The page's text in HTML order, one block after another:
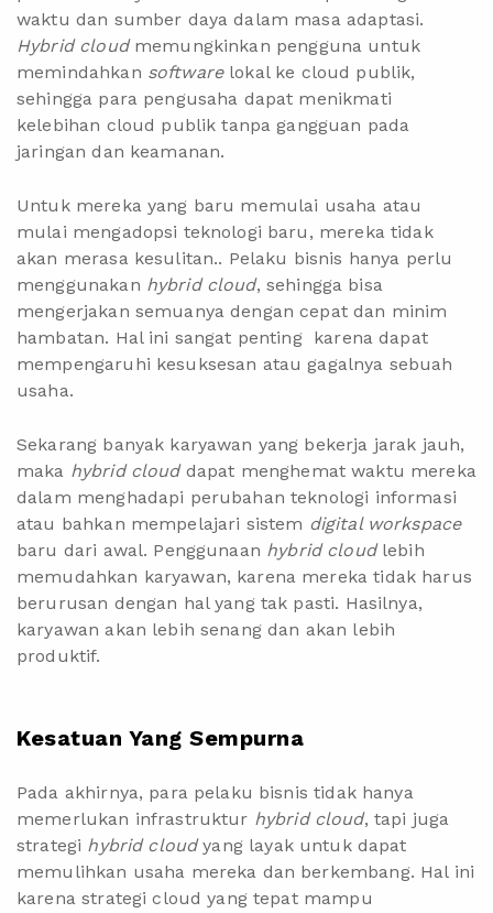
waktu dan sumber daya dalam masa adaptasi.
Hybrid cloudmemungkinkan pengguna untuk
memindahkan softwarelokal ke cloud publik,
sehingga para pengusaha dapat menikmati
kelebihan cloud publik tanpa gangguan pada
jaringan dan keamanan.
Untuk mereka yang baru memulai usaha atau
mulai mengadopsi teknologi baru, mereka tidak
akan merasa kesulitan.. Pelaku bisnis hanya perlu
menggunakan hybrid cloud, sehingga bisa
mengerjakan semuanya dengan cepat dan minim
hambatan. Hal ini sangat penting karena dapat
mempengaruhi kesuksesan atau gagalnya sebuah
usaha.
Sekarang banyak karyawan yang bekerja jarak jauh,
maka hybrid clouddapat menghemat waktu mereka
dalam menghadapi perubahan teknologi informasi
atau bahkan mempelajari sistem digital workspace
baru dari awal. Penggunaan hybrid cloud lebih
memudahkan karyawan, karena mereka tidak harus
berurusan dengan hal yang tak pasti. Hasilnya,
karyawan akan lebih senang dan akan lebih
produktif.
Kesatuan Yang Sempurna
Pada akhirnya, para pelaku bisnis tidak hanya
memerlukan infrastruktur hybrid cloud, tapi juga
strategi hybrid cloudyang layak untuk dapat
memulihkan usaha mereka dan berkembang. Hal ini
karena strategi cloud yang tepat mampu